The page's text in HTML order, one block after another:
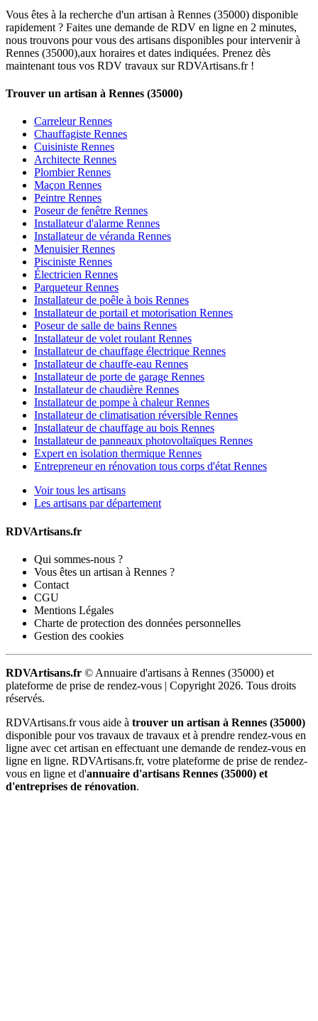
Vous êtes à la recherche d'un artisan à Rennes (35000) disponible
rapidement ? Faites une demande de RDV en ligne en 2 minutes,
nous trouvons pour vous des artisans disponibles pour intervenir à
Rennes (35000),aux horaires et dates indiquées. Prenez dès
maintenant tous vos RDV travaux sur RDVArtisans.fr !
Trouver un artisan à Rennes (35000)
Carreleur Rennes
Chauffagiste Rennes
Cuisiniste Rennes
Architecte Rennes
Plombier Rennes
Maçon Rennes
Peintre Rennes
Poseur de fenêtre Rennes
Installateur d'alarme Rennes
Installateur de véranda Rennes
Menuisier Rennes
Pisciniste Rennes
Électricien Rennes
Parqueteur Rennes
Installateur de poêle à bois Rennes
Installateur de portail et motorisation Rennes
Poseur de salle de bains Rennes
Installateur de volet roulant Rennes
Installateur de chauffage électrique Rennes
Installateur de chauffe-eau Rennes
Installateur de porte de garage Rennes
Installateur de chaudière Rennes
Installateur de pompe à chaleur Rennes
Installateur de climatisation réversible Rennes
Installateur de chauffage au bois Rennes
Installateur de panneaux photovoltaïques Rennes
Expert en isolation thermique Rennes
Entrepreneur en rénovation tous corps d'état Rennes
Voir tous les artisans
Les artisans par département
RDVArtisans.fr
Qui sommes-nous ?
Vous êtes un artisan à Rennes ?
Contact
CGU
Mentions Légales
Charte de protection des données personnelles
Gestion des cookies
RDVArtisans.fr © Annuaire d'artisans à Rennes (35000) et
plateforme de prise de rendez-vous | Copyright 2026. Tous droits
réservés.
RDVArtisans.fr vous aide à trouver un artisan à Rennes (35000)
disponible pour vos travaux de travaux et à prendre rendez-vous en
ligne avec cet artisan en effectuant une demande de rendez-vous en
ligne en ligne. RDVArtisans.fr, votre plateforme de prise de rendez-
vous en ligne et d'annuaire d'artisans Rennes (35000) et
d'entreprises de rénovation.